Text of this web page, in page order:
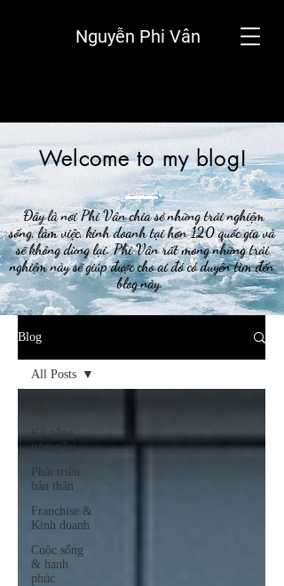
Nguyễn Phi Vân
Đây là nơi Phi Vân chia sẻ những trải nghiệm
sống, làm việc, kinh doanh tại hơn 120 quốc gia và
sẽ không dừng lại. Phi Vân rất mong những trải
nghiệm này sẽ giúp được cho ai đó có duyên tìm đến
blog này.
Welcome to my blog!
Blog
Kỹ năng
tương lai
Phát triển
bản thân
Franchise &
Kinh doanh
Cuộc sống
& hạnh
phúc
All Posts